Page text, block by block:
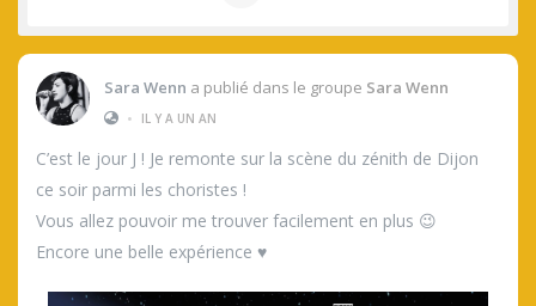
Sara Wenn a publié dans le groupe Sara Wenn
•
IL Y A UN AN
C’est le jour J ! Je remonte sur la scène du zénith de Dijon
ce soir parmi les choristes !
Vous allez pouvoir me trouver facilement en plus 😉
Encore une belle expérience ♥️